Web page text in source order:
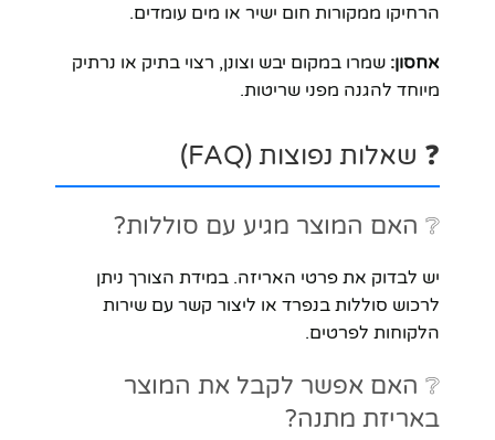
הרחיקו ממקורות חום ישיר או מים עומדים.
אחסון: שמרו במקום יבש וצונן, רצוי בתיק או נרתיק
מיוחד להגנה מפני שריטות.
❓ שאלות נפוצות (FAQ)
❔ האם המוצר מגיע עם סוללות?
יש לבדוק את פרטי האריזה. במידת הצורך ניתן
לרכוש סוללות בנפרד או ליצור קשר עם שירות
הלקוחות לפרטים.
❔ האם אפשר לקבל את המוצר
באריזת מתנה?